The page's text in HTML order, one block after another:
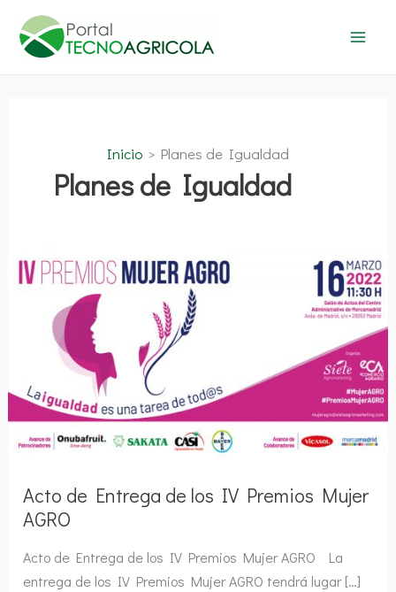
contenido
Inicio Planes de Igualdad
Planes de Igualdad
Acto de Entrega de los IV Premios Mujer
AGRO
Acto de Entrega de los IV Premios Mujer AGRO La
entrega de los IV Premios Mujer AGRO tendrá lugar […]
de
Entrega
IV
Premios
Mujer
AGRO